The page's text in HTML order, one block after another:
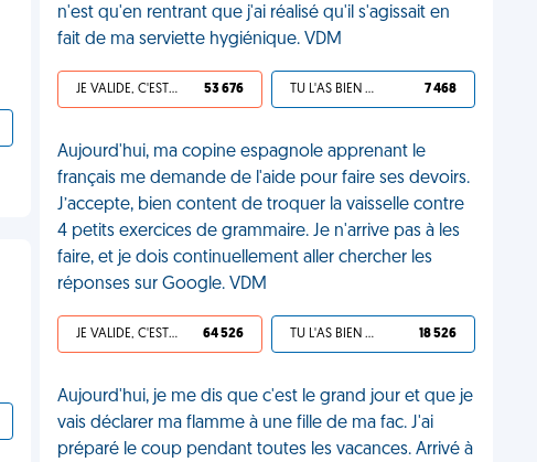
n'est qu'en rentrant que j'ai réalisé qu'il s'agissait en
fait de ma serviette hygiénique. VDM
JE VALIDE, C'EST UNE VDM 53 676 TU L'AS BIEN MÉRITÉ 7 468
Aujourd'hui, ma copine espagnole apprenant le
français me demande de l'aide pour faire ses devoirs.
J’accepte, bien content de troquer la vaisselle contre
4 petits exercices de grammaire. Je n'arrive pas à les
faire, et je dois continuellement aller chercher les
réponses sur Google. VDM
JE VALIDE, C'EST UNE VDM 64 526 TU L'AS BIEN MÉRITÉ 18 526
Aujourd'hui, je me dis que c'est le grand jour et que je
vais déclarer ma flamme à une fille de ma fac. J'ai
préparé le coup pendant toutes les vacances. Arrivé à